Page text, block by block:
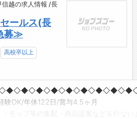
越の求人情報 /長
ールス(長
募≫
高校卒以上
験OK/年休122日/賞与4.5ヶ月